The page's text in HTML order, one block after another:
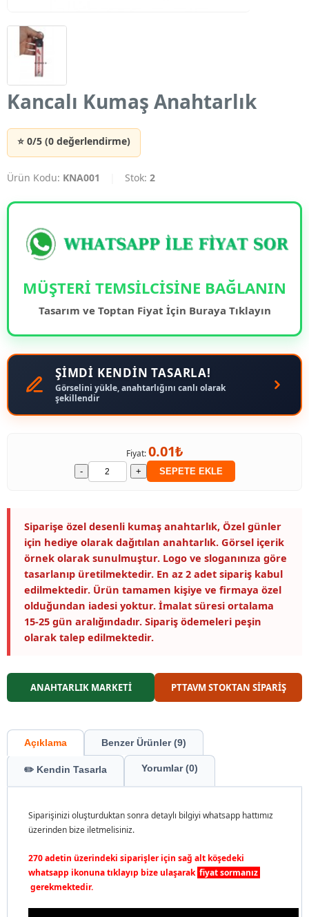
Kancalı Kumaş Anahtarlık
⭐ 0/5 (0 değerlendirme)
Ürün Kodu: KNA001 Stok: 2
MÜŞTERİ TEMSİLCİSİNE BAĞLANIN
Tasarım ve Toptan Fiyat İçin Buraya Tıklayın
ŞİMDİ KENDİN TASARLA!
Görselini yükle, anahtarlığını canlı olarak
şekillendir
Fiyat:0.01₺
- + SEPETE EKLE
Siparişe özel desenli kumaş anahtarlık, Özel günler
için hediye olarak dağıtılan anahtarlık. Görsel içerik
örnek olarak sunulmuştur. Logo ve sloganınıza göre
tasarlanıp üretilmektedir. En az 2 adet sipariş kabul
edilmektedir. Ürün tamamen kişiye ve firmaya özel
olduğundan iadesi yoktur. İmalat süresi ortalama
15-25 gün aralığındadır. Sipariş ödemeleri peşin
olarak talep edilmektedir.
ANAHTARLIK MARKETİ PTTAVM STOKTAN SİPARİŞ
Açıklama Benzer Ürünler (9)
✏️ Kendin Tasarla Yorumlar (0)
Siparişinizi oluşturduktan sonra detaylı bilgiyi whatsapp hattımız
üzerinden bize iletmelisiniz.
270 adetin üzerindeki siparişler için sağ alt köşedeki
whatsapp ikonuna tıklayıp bize ulaşarak fiyat sormanız
gerekmektedir.